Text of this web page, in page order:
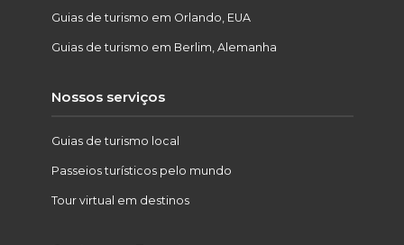
Guias de turismo em Orlando, EUA
Guias de turismo em Berlim, Alemanha
Nossos serviços
Guias de turismo local
Passeios turísticos pelo mundo
Tour virtual em destinos